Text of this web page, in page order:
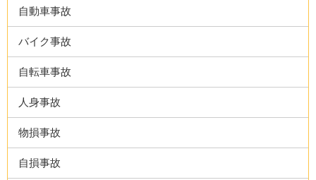
自動車事故
バイク事故
自転車事故
人身事故
物損事故
自損事故